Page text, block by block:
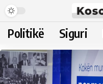
Politikë Siguri